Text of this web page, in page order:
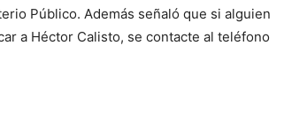
Público. Además señaló que si alguien
a Héctor Calisto, se contacte al teléfono